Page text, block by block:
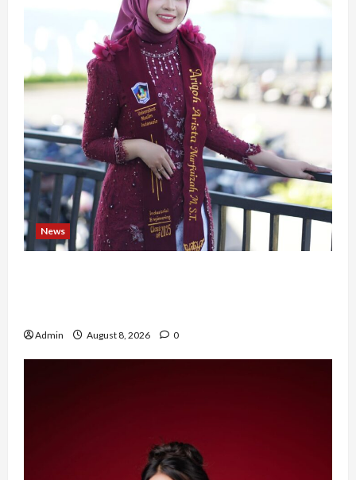
News
Admin August 8, 2026 0